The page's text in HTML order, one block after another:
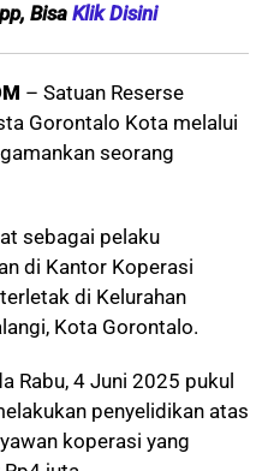
Bisa Klik Disini
– Satuan Reserse
Gorontalo Kota melalui
seorang
sebagai pelaku
di Kantor Koperasi
di Kelurahan
Kota Gorontalo.
Rabu, 4 Juni 2025 pukul
penyelidikan atas
koperasi yang